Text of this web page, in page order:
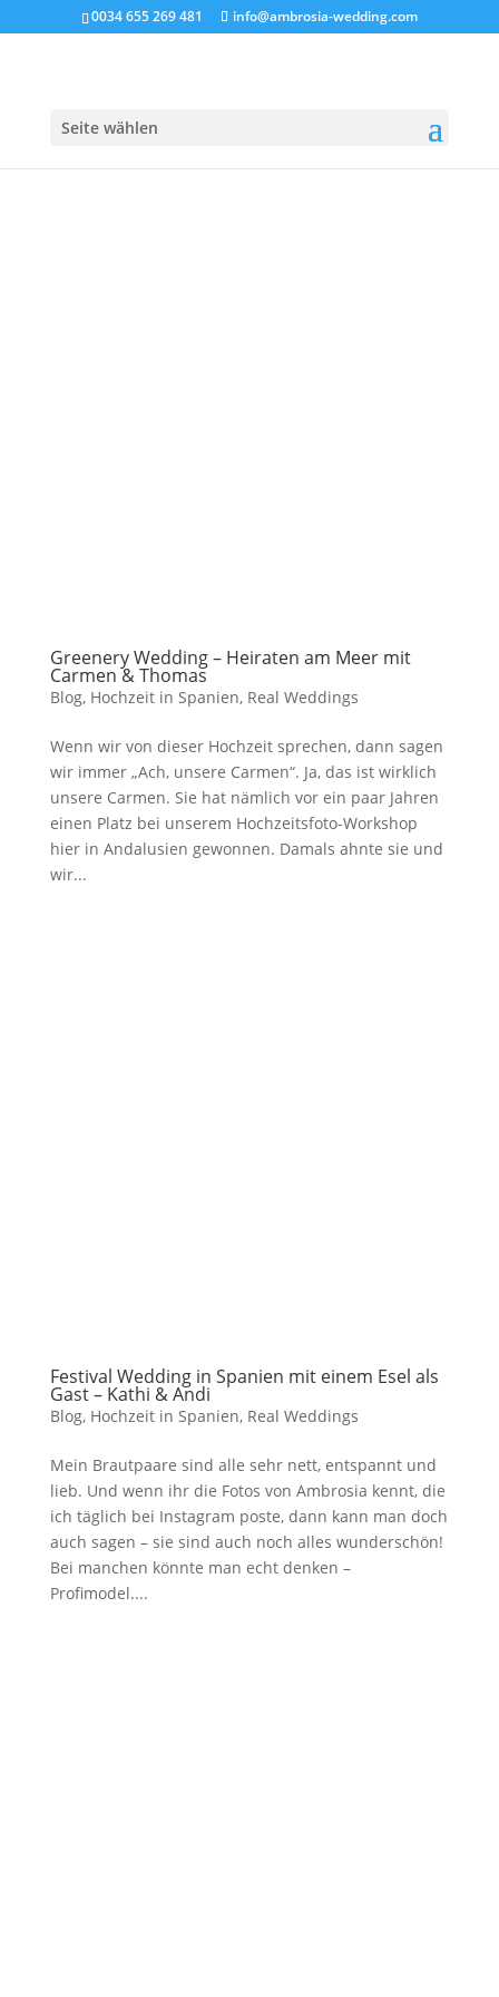
0034 655 269 481 info@ambrosia-wedding.com
Seite wählen
Greenery Wedding – Heiraten am Meer mit
Carmen & Thomas
Blog, Hochzeit in Spanien, Real Weddings
Wenn wir von dieser Hochzeit sprechen, dann sagen
wir immer „Ach, unsere Carmen“. Ja, das ist wirklich
unsere Carmen. Sie hat nämlich vor ein paar Jahren
einen Platz bei unserem Hochzeitsfoto-Workshop
hier in Andalusien gewonnen. Damals ahnte sie und
wir...
Festival Wedding in Spanien mit einem Esel als
Gast – Kathi & Andi
Blog, Hochzeit in Spanien, Real Weddings
Mein Brautpaare sind alle sehr nett, entspannt und
lieb. Und wenn ihr die Fotos von Ambrosia kennt, die
ich täglich bei Instagram poste, dann kann man doch
auch sagen – sie sind auch noch alles wunderschön!
Bei manchen könnte man echt denken –
Profimodel....